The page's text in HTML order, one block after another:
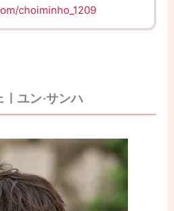
choiminho_1209
ㅣユン·サンハ